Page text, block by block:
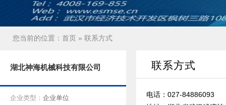
您当前的位置： 首页 » 联系方式
湖北神海机械科技有限公司
企业类型： 企业单位
联系方式
电话：027-84886093